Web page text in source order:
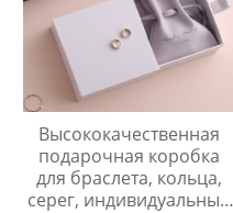
Высококачественная
подарочная коробка
для браслета, кольца,
серег, индивидуальный